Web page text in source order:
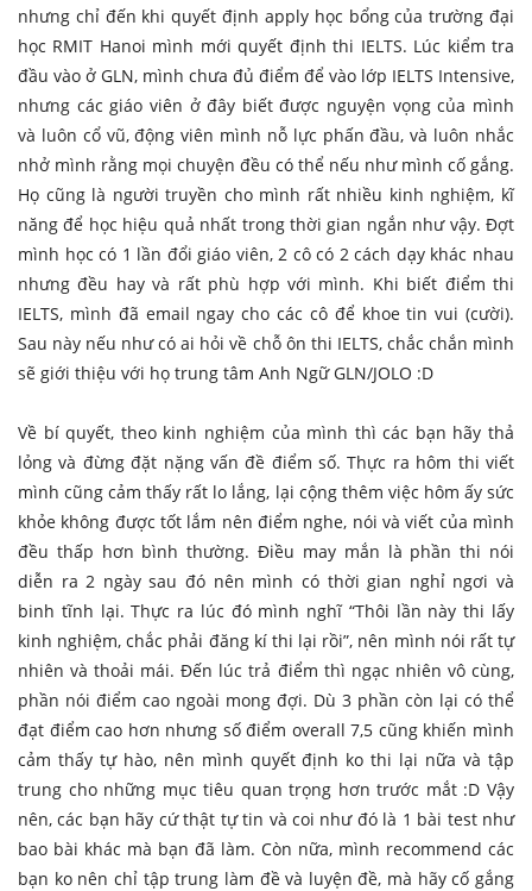
nhưng chỉ đến khi quyết định apply học bổng của trường đại
học RMIT Hanoi mình mới quyết định thi IELTS. Lúc kiểm tra
đầu vào ở GLN, mình chưa đủ điểm để vào lớp IELTS Intensive,
nhưng các giáo viên ở đây biết được nguyện vọng của mình
và luôn cổ vũ, động viên mình nỗ lực phấn đầu, và luôn nhắc
nhở mình rằng mọi chuyện đều có thể nếu như mình cố gắng.
Họ cũng là người truyền cho mình rất nhiều kinh nghiệm, kĩ
năng để học hiệu quả nhất trong thời gian ngắn như vậy. Đợt
mình học có 1 lần đổi giáo viên, 2 cô có 2 cách dạy khác nhau
nhưng đều hay và rất phù hợp với mình. Khi biết điểm thi
IELTS, mình đã email ngay cho các cô để khoe tin vui (cười).
Sau này nếu như có ai hỏi về chỗ ôn thi IELTS, chắc chắn mình
sẽ giới thiệu với họ trung tâm Anh Ngữ GLN/JOLO :D
Về bí quyết, theo kinh nghiệm của mình thì các bạn hãy thả
lỏng và đừng đặt nặng vấn đề điểm số. Thực ra hôm thi viết
mình cũng cảm thấy rất lo lắng, lại cộng thêm việc hôm ấy sức
khỏe không được tốt lắm nên điểm nghe, nói và viết của mình
đều thấp hơn bình thường. Điều may mắn là phần thi nói
diễn ra 2 ngày sau đó nên mình có thời gian nghỉ ngơi và
binh tĩnh lại. Thực ra lúc đó mình nghĩ “Thôi lần này thi lấy
kinh nghiệm, chắc phải đăng kí thi lại rồi”, nên mình nói rất tự
nhiên và thoải mái. Đến lúc trả điểm thì ngạc nhiên vô cùng,
phần nói điểm cao ngoài mong đợi. Dù 3 phần còn lại có thể
đạt điểm cao hơn nhưng số điểm overall 7,5 cũng khiến mình
cảm thấy tự hào, nên mình quyết định ko thi lại nữa và tập
trung cho những mục tiêu quan trọng hơn trước mắt :D Vậy
nên, các bạn hãy cứ thật tự tin và coi như đó là 1 bài test như
bao bài khác mà bạn đã làm. Còn nữa, mình recommend các
bạn ko nên chỉ tập trung làm đề và luyện đề, mà hãy cố gắng